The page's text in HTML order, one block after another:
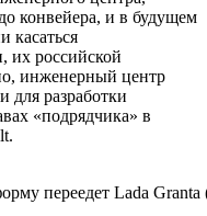
конвейера, и в будущем
касаться
их российской
инженерный центр
разработки
«подрядчика» в
переедет Lada Granta